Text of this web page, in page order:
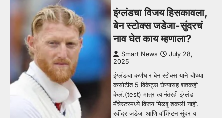
इंग्लंडचा विजय हिसकावला,
बेन स्टोक्स जडेजा-सुंदरचं
नाव घेत काय म्हणाला?
Smart News
July 28,
2025
इंग्लंडचा कर्णधार बेन स्टोक्स याने चौथ्या
कसोटीत 5 विकेट्स घेण्यासह शतकही
केलं.(test) मात्र त्यानंतरही इंग्लंड
मँचेस्टरमध्ये विजय मिळवू शकली नाही.
रवींद्र जडेजा आणि वॉशिंग्टन सुंदर या